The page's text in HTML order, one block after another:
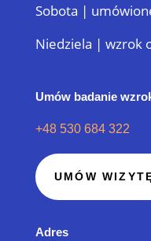
Sobota |
Niedziela | wzrok
Umów badanie
+48 530 684 322
UMÓW
Adres